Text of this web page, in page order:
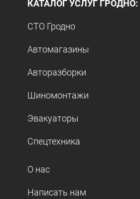
КАТАЛОГ УСЛУГ ГРОДНО:
СТО Гродно
Автомагазины
Авторазборки
Шиномонтажи
Эвакуаторы
Спецтехника
О нас
Написать нам